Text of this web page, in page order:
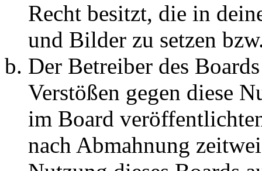
Recht besitzt, die in
und Bilder zu setzen
Der Betreiber des
Verstößen gegen diese
im Board
nach Abmahnung